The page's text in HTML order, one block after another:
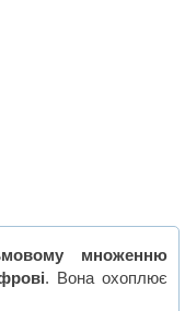
множенню
. Вона охоплює